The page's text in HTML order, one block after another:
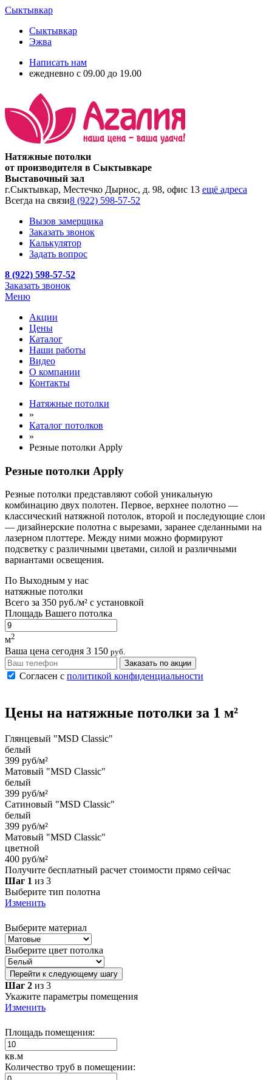
Сыктывкар
Сыктывкар
Эжва
Написать нам
ежедневно с 09.00 до 19.00
Натяжные потолки
от производителя в Сыктывкаре
Выставочный зал
г.Сыктывкар, Местечко Дырнос, д. 98, офис 13 ещё адреса
Всегда на связи8 (922) 598-57-52
Вызов замерщика
Заказать звонок
Калькулятор
Задать вопрос
8 (922) 598-57-52
Заказать звонок
Меню
Акции
Цены
Каталог
Наши работы
Видео
О компании
Контакты
Натяжные потолки
»
Каталог потолков
»
Резные потолки Apply
Резные потолки Apply
Резные потолки представляют собой уникальную
комбинацию двух полотен. Первое, верхнее полотно —
классический натяжной потолок, второй и последующие слои
— дизайнерские полотна с вырезами, заранее сделанными на
лазерном плоттере. Между ними можно формируют
подсветку с различными цветами, силой и различными
вариантами освещения.
По Выходным у нас
натяжные потолки
Всего за 350 руб./м² с установкой
Площадь Вашего потолка
м2
Ваша цена сегодня 3 150 руб.
Заказать по акции
Согласен с политикой конфиденциальности
Цены на натяжные потолки за 1 м²
Глянцевый "MSD Classic"
белый
399 руб/м²
Матовый "MSD Classic"
белый
399 руб/м²
Сатиновый "MSD Classic"
белый
399 руб/м²
Матовый "MSD Classic"
цветной
400 руб/м²
Получите бесплатный расчет стоимости прямо сейчас
Шаг 1 из 3
Выберите тип полотна
Изменить
Выберите материал
Выберите цвет потолка
Перейти к следующему шагу
Шаг 2 из 3
Укажите параметры помещения
Изменить
Площадь помещения:
кв.м
Количество труб в помещении: